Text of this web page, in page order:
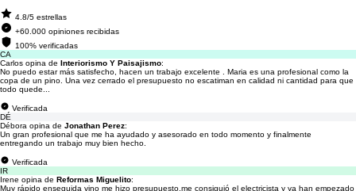
4.8/5 estrellas
+60.000 opiniones recibidas
100% verificadas
CA
Carlos opina de Interiorismo Y Paisajismo:
No puedo estar más satisfecho, hacen un trabajo excelente . Maria es una profesional como la
copa de un pino. Una vez cerrado el presupuesto no escatiman en calidad ni cantidad para que
todo quede...
Verificada
DÉ
Débora opina de Jonathan Perez:
Un gran profesional que me ha ayudado y asesorado en todo momento y finalmente
entregando un trabajo muy bien hecho.
Verificada
IR
Irene opina de Reformas Miguelito:
Muy rápido enseguida vino me hizo presupuesto,me consiguió el electricista y ya han empezado